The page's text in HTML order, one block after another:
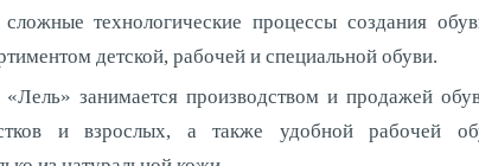
технологические процессы создания
детской, рабочей и специальной обуви.
занимается производством и продажей
и взрослых, а также удобной рабочей